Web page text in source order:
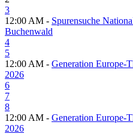
3
12:00 AM - Spurensuche
Buchenwald
4
5
12:00 AM - Generation Europe-
2026
6
7
8
12:00 AM - Generation Europe-
2026